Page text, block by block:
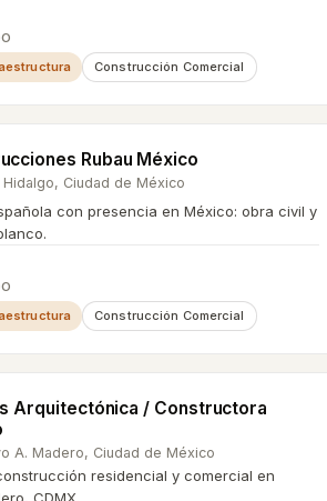
Construcción Comercial
Rubau México
, Ciudad de México
con presencia en México: obra civil y
Construcción Comercial
Arquitectónica / Constructora
A. Madero, Ciudad de México
residencial y comercial en